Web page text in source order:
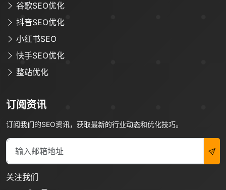
谷歌SEO优化
抖音SEO优化
小红书SEO
快手SEO优化
整站优化
订阅资讯
订阅我们的SEO资讯，获取最新的行业动态和优化技巧。
关注我们
需求类型*
🔍 SEO优化
咨询内容